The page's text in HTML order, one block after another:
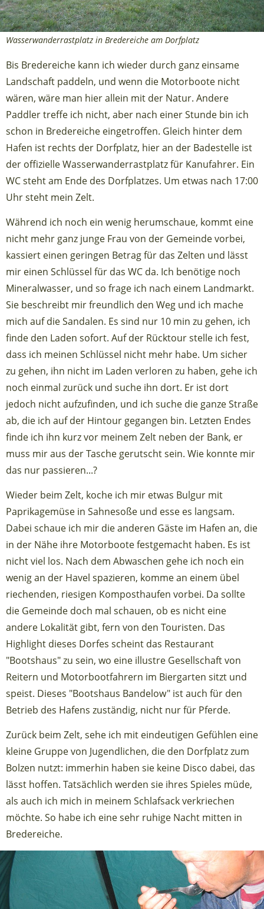
Wasserwanderrastplatz in Bredereiche am Dorfplatz
Bis Bredereiche kann ich wieder durch ganz einsame
Landschaft paddeln, und wenn die Motorboote nicht
wären, wäre man hier allein mit der Natur. Andere
Paddler treffe ich nicht, aber nach einer Stunde bin ich
schon in Bredereiche eingetroffen. Gleich hinter dem
Hafen ist rechts der Dorfplatz, hier an der Badestelle ist
der offizielle Wasserwanderrastplatz für Kanufahrer. Ein
WC steht am Ende des Dorfplatzes. Um etwas nach 17:00
Uhr steht mein Zelt.
Während ich noch ein wenig herumschaue, kommt eine
nicht mehr ganz junge Frau von der Gemeinde vorbei,
kassiert einen geringen Betrag für das Zelten und lässt
mir einen Schlüssel für das WC da. Ich benötige noch
Mineralwasser, und so frage ich nach einem Landmarkt.
Sie beschreibt mir freundlich den Weg und ich mache
mich auf die Sandalen. Es sind nur 10 min zu gehen, ich
finde den Laden sofort. Auf der Rücktour stelle ich fest,
dass ich meinen Schlüssel nicht mehr habe. Um sicher
zu gehen, ihn nicht im Laden verloren zu haben, gehe ich
noch einmal zurück und suche ihn dort. Er ist dort
jedoch nicht aufzufinden, und ich suche die ganze Straße
ab, die ich auf der Hintour gegangen bin. Letzten Endes
finde ich ihn kurz vor meinem Zelt neben der Bank, er
muss mir aus der Tasche gerutscht sein. Wie konnte mir
das nur passieren...?
Wieder beim Zelt, koche ich mir etwas Bulgur mit
Paprikagemüse in Sahnesoße und esse es langsam.
Dabei schaue ich mir die anderen Gäste im Hafen an, die
in der Nähe ihre Motorboote festgemacht haben. Es ist
nicht viel los. Nach dem Abwaschen gehe ich noch ein
wenig an der Havel spazieren, komme an einem übel
riechenden, riesigen Komposthaufen vorbei. Da sollte
die Gemeinde doch mal schauen, ob es nicht eine
andere Lokalität gibt, fern von den Touristen. Das
Highlight dieses Dorfes scheint das Restaurant
"Bootshaus" zu sein, wo eine illustre Gesellschaft von
Reitern und Motorbootfahrern im Biergarten sitzt und
speist. Dieses "Bootshaus Bandelow" ist auch für den
Betrieb des Hafens zuständig, nicht nur für Pferde.
Zurück beim Zelt, sehe ich mit eindeutigen Gefühlen eine
kleine Gruppe von Jugendlichen, die den Dorfplatz zum
Bolzen nutzt: immerhin haben sie keine Disco dabei, das
lässt hoffen. Tatsächlich werden sie ihres Spieles müde,
als auch ich mich in meinem Schlafsack verkriechen
möchte. So habe ich eine sehr ruhige Nacht mitten in
Bredereiche.